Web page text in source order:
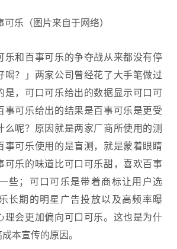
乐（图片来自于网络）
乐和百事可乐的争夺战从来都没有停
喝？」两家公司曾经花了大手笔做过
是，可口可乐给出的数据显示可口可
事可乐给出的结果是百事可乐是更受
么呢？原因就是两家厂商所使用的测
事可乐使用的是盲测，就是蒙着眼睛
可乐的味道比可口可乐甜，喜欢百事
些；可口可乐是带着商标让用户选
长期的明星广告投放以及高频率曝
理会更加偏向可口可乐。这也是为什
本宣传的原因。